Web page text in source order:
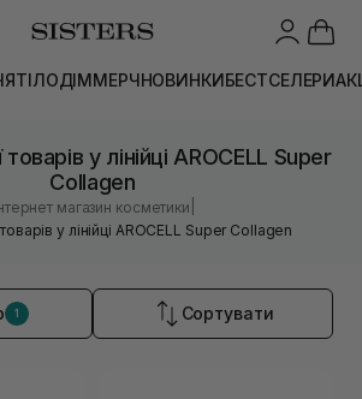
ТІЛОДІММЕРЧНОВИНКИБЕСТСЕЛЕРИ
у лінійці AROCELL Super
Collagen
магазин косметики
у лінійці AROCELL Super Collagen
1 Сортувати